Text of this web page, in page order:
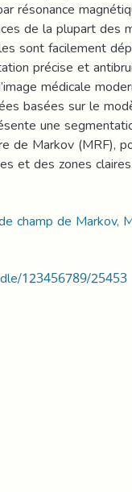
résonance
de la plupart des
sont facilement
précise et
médicale
basées sur le
une
de Markov (MRF),
et des zones claires.
champ de Markov,
123456789/25453